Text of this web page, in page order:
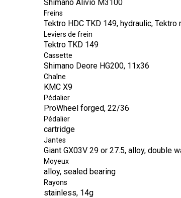
Shimano Alivio M3100
Freins
Tektro HDC TKD 149, hydraulic,
Leviers de frein
Tektro TKD 149
Cassette
Shimano Deore HG200, 11x36
Chaîne
KMC X9
Pédalier
ProWheel forged, 22/36
Pédalier
cartridge
Jantes
Giant GX03V 29 or 27.5, alloy, double
Moyeux
alloy, sealed bearing
Rayons
stainless, 14g